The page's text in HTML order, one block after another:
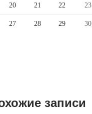
20 21 22 23
27 28 29 30
записи